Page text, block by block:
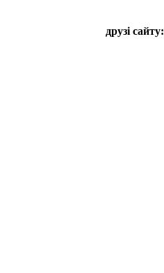
друзі сайту: